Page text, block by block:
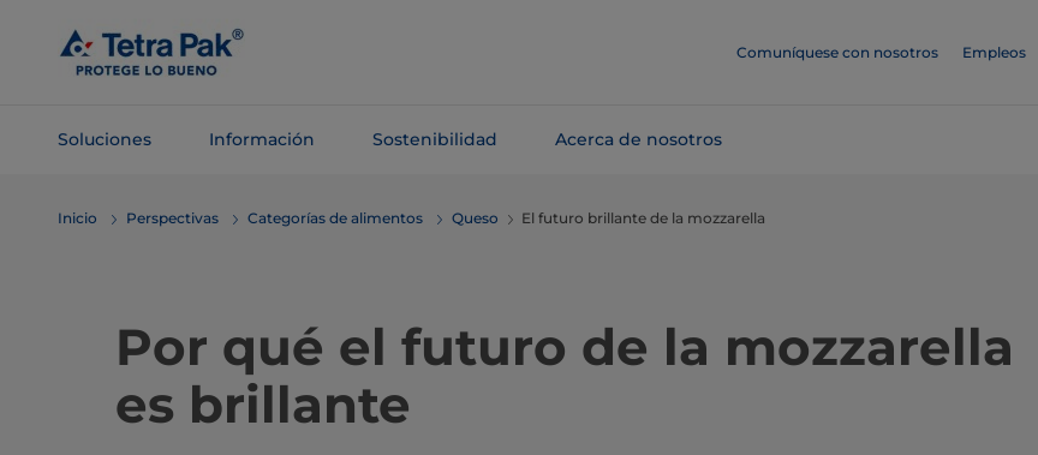
contenido
principal
Comuníquese con nosotros Empleos
Soluciones Información Sostenibilidad Acerca de nosotros
navegación
Inicio Perspectivas Categorías de alimentos Queso El futuro brillante de la mozzarella
Por qué el futuro de la mozzarella
es brillante